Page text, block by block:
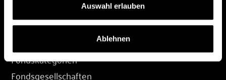
Auswahl erlauben
Ablehnen
FONDS
Fondskategorien
Fondsgesellschaften